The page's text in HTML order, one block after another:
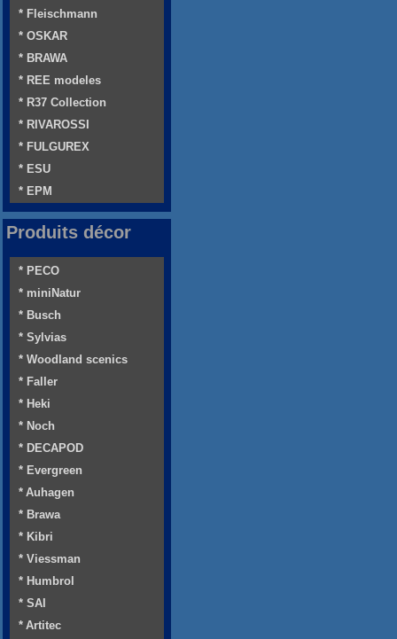
* Fleischmann
* OSKAR
* BRAWA
* REE modeles
* R37 Collection
* RIVAROSSI
* FULGUREX
* ESU
* EPM
Produits décor
* PECO
* miniNatur
* Busch
* Sylvias
* Woodland scenics
* Faller
* Heki
* Noch
* DECAPOD
* Evergreen
* Auhagen
* Brawa
* Kibri
* Viessman
* Humbrol
* SAI
* Artitec